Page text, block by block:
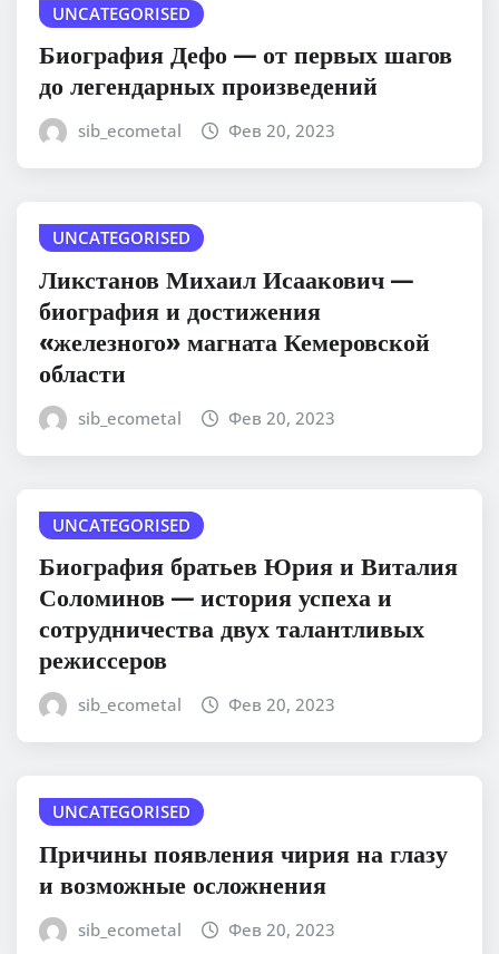
UNCATEGORISED
Биография Дефо — от первых шагов
до легендарных произведений
sib_ecometal Фев 20, 2023
UNCATEGORISED
Ликстанов Михаил Исаакович —
биография и достижения
«железного» магната Кемеровской
области
sib_ecometal Фев 20, 2023
UNCATEGORISED
Биография братьев Юрия и Виталия
Соломинов — история успеха и
сотрудничества двух талантливых
режиссеров
sib_ecometal Фев 20, 2023
UNCATEGORISED
Причины появления чирия на глазу
и возможные осложнения
sib_ecometal Фев 20, 2023